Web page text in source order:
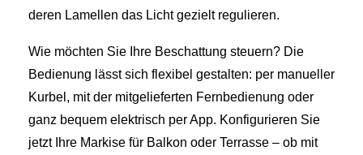
deren Lamellen das Licht gezielt regulieren.
Wie möchten Sie Ihre Beschattung steuern? Die
Bedienung lässt sich flexibel gestalten: per manueller
Kurbel, mit der mitgelieferten Fernbedienung oder
ganz bequem elektrisch per App. Konfigurieren Sie
jetzt Ihre Markise für Balkon oder Terrasse – ob mit